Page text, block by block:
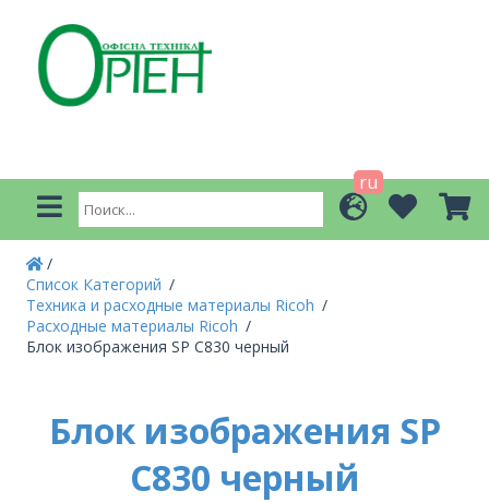
ru
Список Категорий
Техника и расходные материалы Ricoh
Расходные материалы Ricoh
Блок изображения SP C830 черный
Блок изображения SP
C830 черный